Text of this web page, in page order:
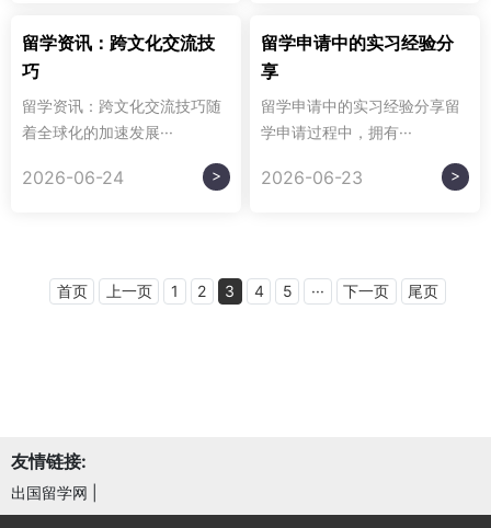
留学资讯：跨文化交流技
巧
留学资讯：跨文化交流技巧随
着全球化的加速发展···
2026-06-24 >
留学申请中的实习经验分
享
留学申请中的实习经验分享留
学申请过程中，拥有···
2026-06-23 >
首页 上一页 1 2 3 4 5 ··· 下一页 尾页
友情链接:
出国留学网